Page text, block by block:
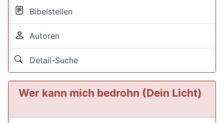
Bibelstellen
Autoren
Detail-Suche
Wer kann mich bedrohn (Dein Licht)